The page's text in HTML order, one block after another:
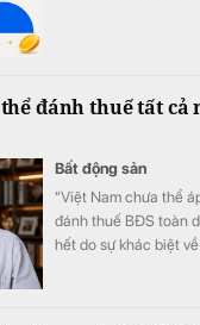
đánh thuế tất cả
Bất động sản
“Việt Nam chưa thể
đánh thuế BĐS toàn
hết do sự khác biệt